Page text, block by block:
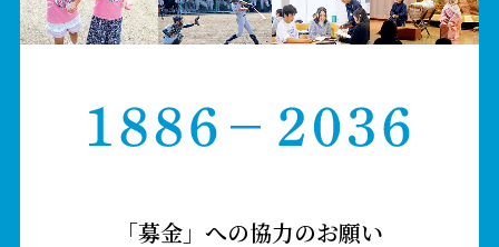
「募金」への協力のお願い